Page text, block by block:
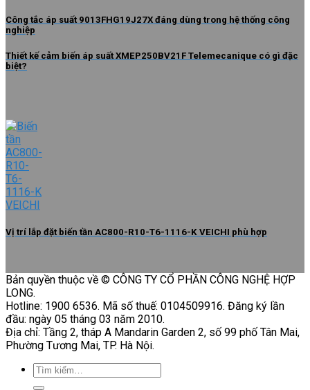
Công tắc áp suất 9013FHG19J27X đáng dùng trong hệ thống công
nghiệp
Thiết kế cảm biến áp suất XMEP250BV21F Telemecanique có gì đặc
biệt?
Vị trí lắp đặt biến tần AC800-R10-T6-1116-K VEICHI phù hợp
Bản quyền thuộc về © CÔNG TY CỔ PHẦN CÔNG NGHỆ HỢP
LONG.
Hotline: 1900 6536. Mã số thuế: 0104509916. Đăng ký lần
đầu: ngày 05 tháng 03 năm 2010.
Địa chỉ: Tầng 2, tháp A Mandarin Garden 2, số 99 phố Tân Mai,
Phường Tương Mai, TP. Hà Nội.
Tìm